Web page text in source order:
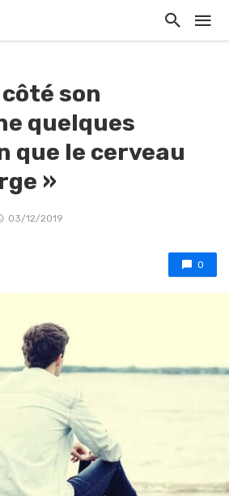
son
quelques
que le cerveau
»
03/12/2019
0